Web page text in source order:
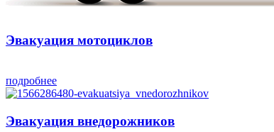
Эвакуация мотоциклов
подробнее
Эвакуация внедорожников